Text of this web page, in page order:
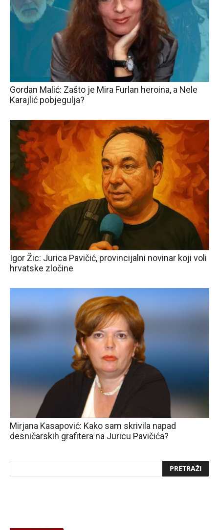
Gordan Malić: Zašto je Mira Furlan heroina, a Nele
Karajlić pobjegulja?
Igor Žic: Jurica Pavičić, provincijalni novinar koji voli
hrvatske zločine
Mirjana Kasapović: Kako sam skrivila napad
desničarskih grafitera na Juricu Pavičića?